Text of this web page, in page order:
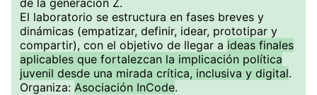
de la generación Z.
El laboratorio se estructura en fases breves y
dinámicas (empatizar, definir, idear, prototipar y
compartir), con el objetivo de llegar a ideas finales
aplicables que fortalezcan la implicación política
juvenil desde una mirada crítica, inclusiva y digital.
Organiza: Asociación InCode.